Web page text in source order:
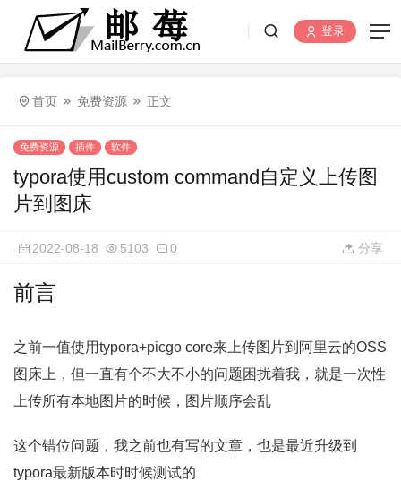
登录
首页 免费资源 正文
免费资源 插件 软件
typora使用custom command自定义上传图
片到图床
2022-08-18 5103 0 分享
前言
之前一值使用typora+picgo core来上传图片到阿里云的OSS
图床上，但一直有个不大不小的问题困扰着我，就是一次性
上传所有本地图片的时候，图片顺序会乱
这个错位问题，我之前也有写的文章，也是最近升级到
typora最新版本时时候测试的